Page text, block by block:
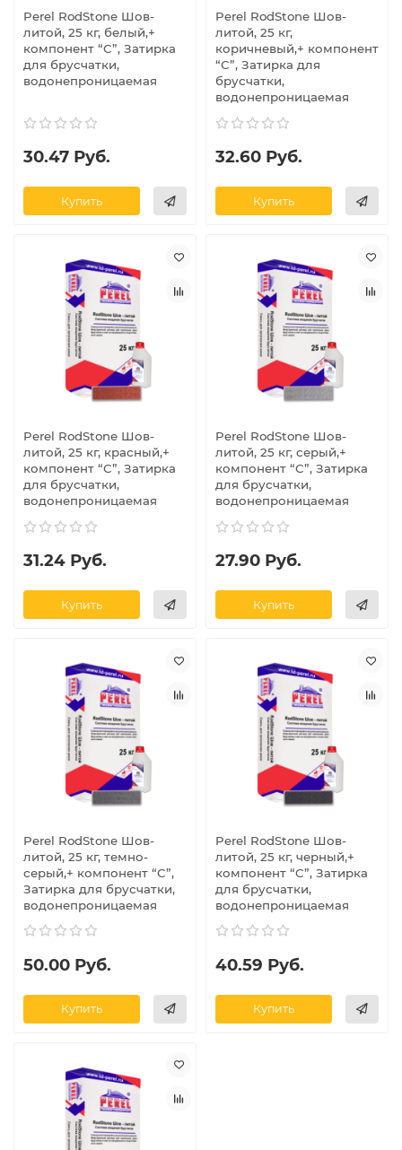
Perel RodStone Шов-
литой, 25 кг, белый,+
компонент “C”, Затирка
для брусчатки,
водонепроницаемая
30.47 Руб.
Купить
Perel RodStone Шов-
литой, 25 кг,
коричневый,+ компонент
“C”, Затирка для
брусчатки,
водонепроницаемая
32.60 Руб.
Купить
Perel RodStone Шов-
литой, 25 кг, красный,+
компонент “C”, Затирка
для брусчатки,
водонепроницаемая
31.24 Руб.
Купить
Perel RodStone Шов-
литой, 25 кг, серый,+
компонент “C”, Затирка
для брусчатки,
водонепроницаемая
27.90 Руб.
Купить
Perel RodStone Шов-
литой, 25 кг, темно-
серый,+ компонент “C”,
Затирка для брусчатки,
водонепроницаемая
50.00 Руб.
Купить
Perel RodStone Шов-
литой, 25 кг, черный,+
компонент “C”, Затирка
для брусчатки,
водонепроницаемая
40.59 Руб.
Купить